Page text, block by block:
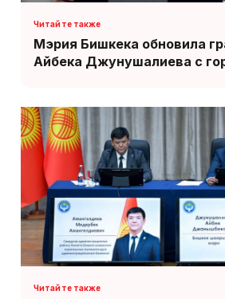
Мэрия Бишкека обновила
Айбека Джунушалиева с